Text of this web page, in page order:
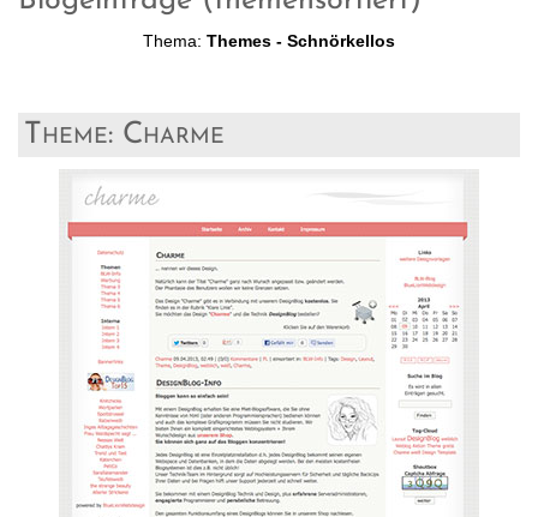
Thema: Themes - Schnörkellos
Theme: Charme